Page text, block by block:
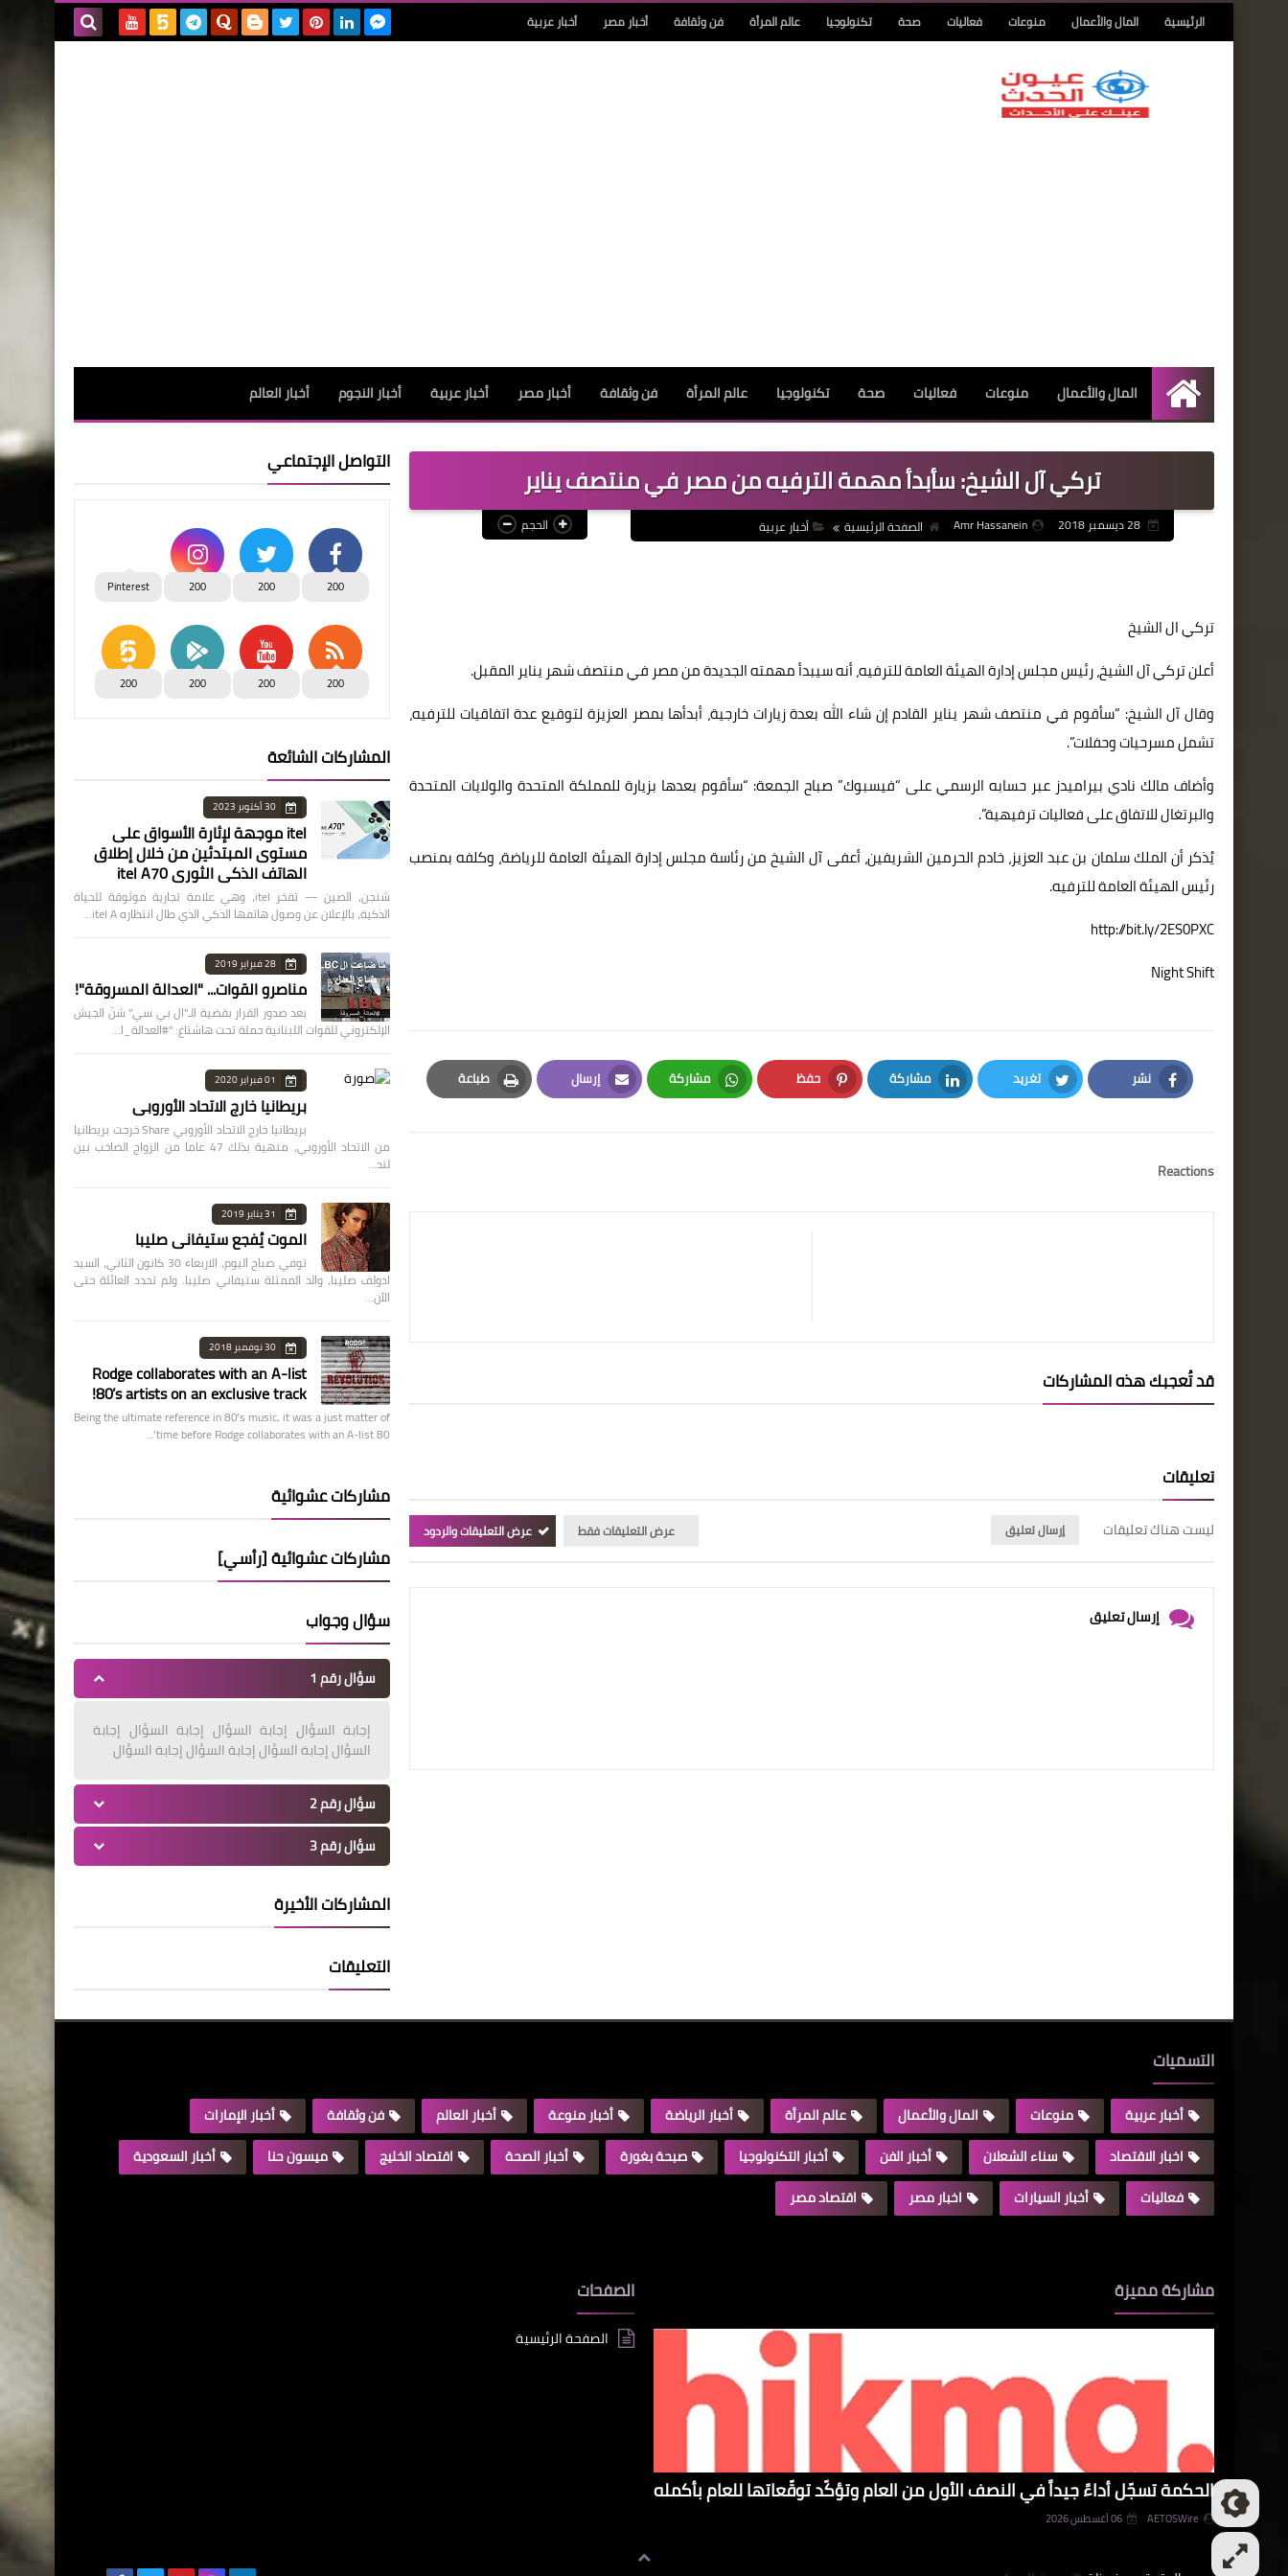
الرئيسية المال والأعمال منوعات فعاليات صحة تكنولوجيا عالم المرأة فن وثقافة أخبار مصر أخبار عربية
الرئيسية
المال والأعمال منوعات فعاليات صحة تكنولوجيا عالم المرأة فن وثقافة أخبار مصر أخبار عربية أخبار النجوم أخبار العالم
تركي آل الشيخ: سأبدأ مهمة الترفيه من مصر في منتصف يناير
Amr Hassanein الصفحة الرئيسية أخبار عربية الحجم
تركي ال الشيخ
أعلن تركي آل الشيخ، رئيس مجلس إدارة الهيئة العامة للترفيه، أنه سيبدأ مهمته الجديدة من مصر في منتصف شهر يناير المقبل.
وقال آل الشيخ: “سأقوم في منتصف شهر يناير القادم إن شاء الله بعدة زيارات خارجية، أبدأها بمصر العزيزة لتوقيع عدة اتفاقيات للترفيه،
تشمل مسرحيات وحفلات”.
وأضاف مالك نادي بيراميدز عبر حسابه الرسمي على “فيسبوك” صباح الجمعة: “سأقوم بعدها بزيارة للمملكة المتحدة والولايات المتحدة
والبرتغال للاتفاق على فعاليات ترفيهية”.
يُذكر أن الملك سلمان بن عبد العزيز، خادم الحرمين الشريفين، أعفى آل الشيخ من رئاسة مجلس إدارة الهيئة العامة للرياضة، وكلفه بمنصب
رئيس الهيئة العامة للترفيه.
http://bit.ly/2ES0PXC
Night Shift
نشر
Facebook
تغريد
Twitter
مشاركة
LinkedIn
حفظ
Pinterest
مشاركة
Whatsapp
إرسال
Email
طباعة
Print
Reactions
قد تُعجبك هذه المشاركات
تعليقات
ليست هناك تعليقات إرسال تعليق عرض التعليقات فقط عرض التعليقات والردود
إرسال تعليق
التواصل الإجتماعي
200
200
200
Pinterest
200
200
200
200
المشاركات الشائعة
30 أكتوبر 2023
itel موجهة لإثارة الأسواق على
مستوى المبتدئين من خلال إطلاق
الهاتف الذكي الثوري itel A70
شنجن، الصين — تفخر itel، وهي علامة تجارية موثوقة للحياة
الذكية، بالإعلان عن وصول هاتفها الذكي الذي طال انتظاره itel A…
28 فبراير 2019
مناصرو القوات... "العدالة المسروقة"!
بعد صدور القرار بقضية الـ"ال بي سي" شنّ الجيش
الإلكتروني للقوات اللبنانية حملة تحت هاشتاغ: "#العدالة_ا…
01 فبراير 2020
بريطانيا خارج الاتحاد الأوروبي
بريطانيا خارج الاتحاد الأوروبي Share خرجت بريطانيا
من الاتحاد الأوروبي، منهية بذلك 47 عاما من الزواج الصاخب بين
لند…
31 يناير 2019
الموت يُفجع ستيفاني صليبا
توفي صباح اليوم، الاربعاء 30 كانون الثاني، السيد
ادولف صليبا، والد الممثلة ستيفاني صليبا. ولم تحدد العائلة حتى
الآن…
30 نوفمبر 2018
Rodge collaborates with an A-list
80’s artists on an exclusive track!
Being the ultimate reference in 80’s music, it was a just matter of
time before Rodge collaborates with an A-list 80’…
مشاركات عشوائية
مشاركات عشوائية [رأسي]
سؤال وجواب
سؤال رقم 1
إجابة السؤال إجابة السؤال إجابة السؤال إجابة
السؤال إجابة السؤال إجابة السؤال إجابة السؤال
سؤال رقم 2
سؤال رقم 3
المشاركات الأخيرة
التعليقات
التسميات
أخبار عربية منوعات المال والأعمال عالم المرأة أخبار الرياضة أخبار منوعة أخبار العالم فن وثقافة
أخبار الإمارات
اخبار الاقتصاد
سناء الشعلان أخبار الفن أخبار التكنولوجيا صبحة بغورة أخبار الصحة اقتصاد الخليج ميسون حنا
أخبار السعودية
فعاليات
أخبار السيارات اخبار مصر اقتصاد مصر
مشاركة مميزة
الحكمة تسجّل أداءً جيداً في النصف الأول من العام وتؤكّد توقّعاتها للعام بأكمله
AETOSWire 06 أغسطس 2026
الصفحات
الصفحة الرئيسية